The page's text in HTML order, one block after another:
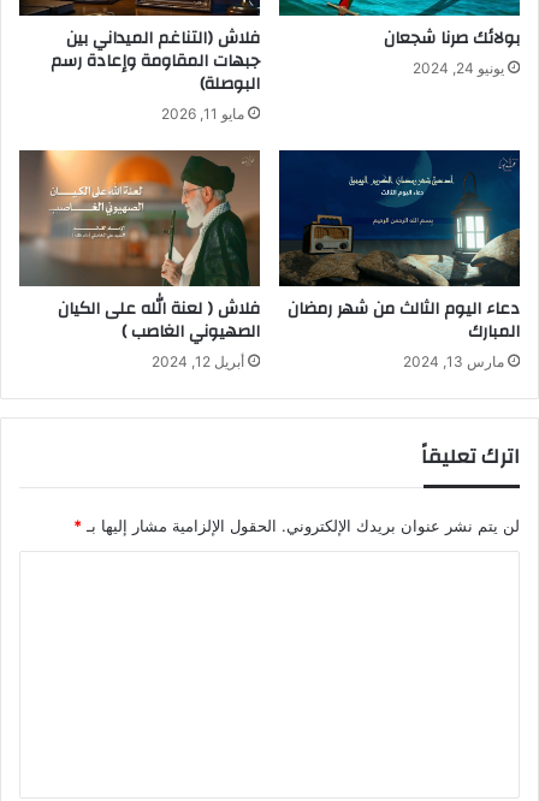
بولائك صرنا شجعان
يونيو 24, 2024
فلاش (التناغم الميداني بين
جبهات المقاومة وإعادة رسم
البوصلة)
مايو 11, 2026
دعاء اليوم الثالث من شهر رمضان
المبارك
مارس 13, 2024
فلاش ( لعنة الله على الكيان
الصهيوني الغاصب )
أبريل 12, 2024
اترك تعليقاً
لن يتم نشر عنوان بريدك الإلكتروني. الحقول الإلزامية مشار إليها بـ *